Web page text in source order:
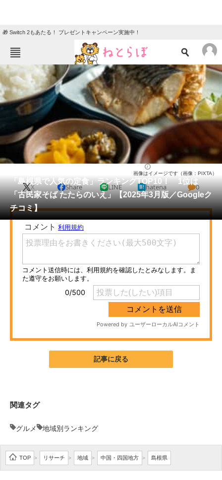
🎁 Switch 2もあたる！ プレゼントキャンペーン実施中！
ねとらぼメニュー
TOP ニュース
エンタメ クイズ
地域
住まい 教育・育児
動物 リサーチ
会員記事
メディア
注目記事を集めた総合ページ
ITの今と未来を見通す
スマホと通信の最新トレンド
進化するPCとデバイスの未来
AI活用のいまが分かる
企業向けIT製品の総合サイト
「島根県で人気の定食」ランキングTOP10！ 1位は
「古民家そば たたらのいえ」【2025年3月版／Googleク
チコミ】
画像はイメージです（画像：PIXTA）
X Share LINE hatena 0
記事に戻る
関連タグ
グルメ 地域別ランキング
TOP > リサーチ > 地域 > 中国・四国地方 > 島根県